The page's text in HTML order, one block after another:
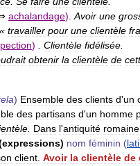
achalandage) Avoir une
. « travailler pour une clientèle
) Clientèle fidélisée
obtenir la clientèle de
) Ensemble des clients d'un
des partisans d'un homme
Dans l'antiquité romaine
expressions) nom féminin (
client Avoir la clientèle de